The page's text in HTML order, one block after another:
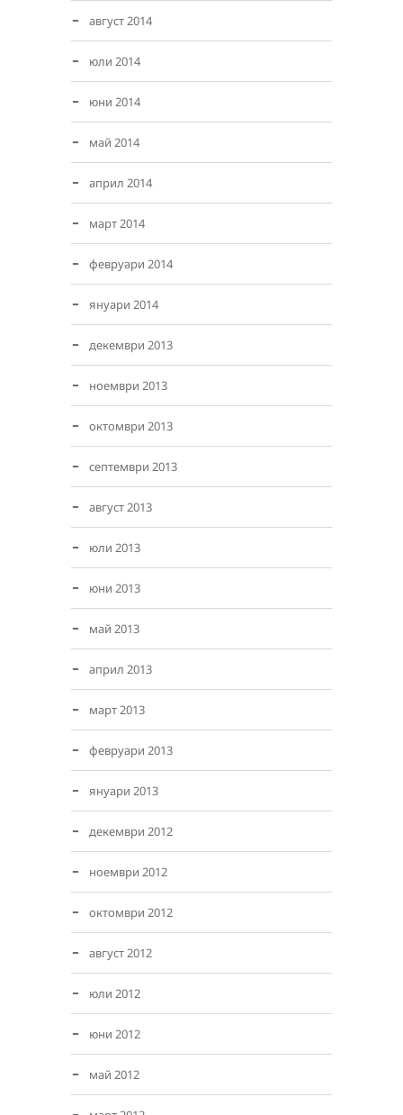
август 2014
юли 2014
юни 2014
май 2014
април 2014
март 2014
февруари 2014
януари 2014
декември 2013
ноември 2013
октомври 2013
септември 2013
август 2013
юли 2013
юни 2013
май 2013
април 2013
март 2013
февруари 2013
януари 2013
декември 2012
ноември 2012
октомври 2012
август 2012
юли 2012
юни 2012
май 2012